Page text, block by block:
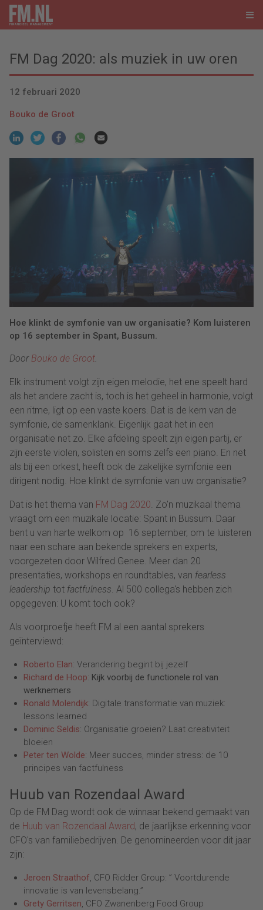
FM Dag 2020: als muziek in uw oren
12 februari 2020
Bouko de Groot
Hoe klinkt de symfonie van uw organisatie? Kom luisteren
op 16 september in Spant, Bussum.
Door Bouko de Groot
Elk instrument volgt zijn eigen melodie, het ene speelt hard
als het andere zacht is, toch is het geheel in harmonie, volgt
een ritme, ligt op een vaste koers. Dat is de kern van de
symfonie, de samenklank. Eigenlijk gaat het in een
organisatie net zo. Elke afdeling speelt zijn eigen partij, er
zijn eerste violen, solisten en soms zelfs een piano. En net
als bij een orkest, heeft ook de zakelijke symfonie een
dirigent nodig. Hoe klinkt de symfonie van uw organisatie?
Dat is het thema van FM Dag 2020 . Zo'n muzikaal thema
vraagt om een muzikale locatie: Spant in Bussum. Daar
bent u van harte welkom op 16 september, om te luisteren
naar een schare aan bekende sprekers en experts,
voorgezeten door Wilfred Genee. Meer dan 20
presentaties, workshops en roundtables, van fearless
leadership tot factfulness . Al 500 collega's hebben zich
opgegeven: U komt toch ook?
Als voorproefje heeft FM al een aantal sprekers
geïnterviewd:
Roberto Elan: Verandering begint bij jezelf
Richard de Hoop: Kijk voorbij de functionele rol van
werknemers
Ronald Molendijk: Digitale transformatie van muziek:
lessons learned
Dominic Seldis: Organisatie groeien? Laat creativiteit
bloeien
Peter ten Wolde: Meer succes, minder stress: de 10
principes van factfulness
Huub van Rozendaal Award
Op de FM Dag wordt ook de winnaar bekend gemaakt van
de Huub van Rozendaal Award, de jaarlijkse erkenning voor
CFO's van familiebedrijven. De genomineerden voor dit jaar
zijn:
Jeroen Straathof , CFO Ridder Group: ” Voortdurende
innovatie is van levensbelang .”
Grety Gerritsen , CFO Zwanenberg Food Group